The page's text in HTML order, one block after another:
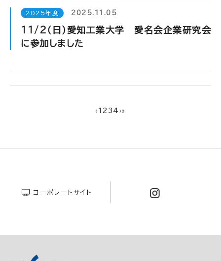
2025年度 2025.11.05
11/2（日）愛知工業大学 愛名会企業研究会
に参加しました
‹ 2 3 4 ›»
コーポレートサイト